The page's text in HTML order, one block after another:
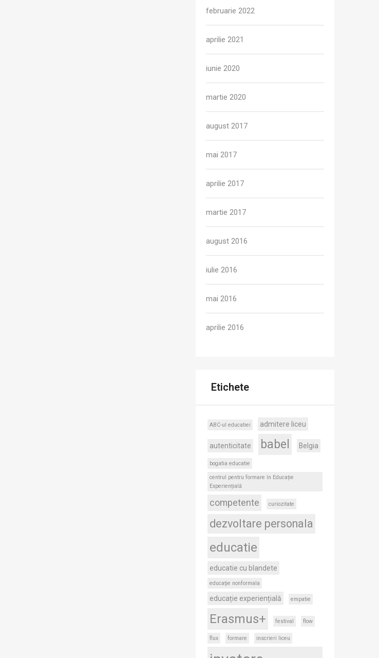
februarie 2022
aprilie 2021
iunie 2020
martie 2020
august 2017
mai 2017
aprilie 2017
martie 2017
august 2016
iulie 2016
mai 2016
aprilie 2016
Etichete
ABC-ul educatiei admitere liceu
autenticitate babel Belgia
bogatia educatie
centrul pentru formare în Educație
Experiențială
competente curiozitate
dezvoltare personala
educatie
educatie cu blandete
educaţie nonformala
educație experiențială empatie
Erasmus+ festival flow
flux formare inscrieri liceu